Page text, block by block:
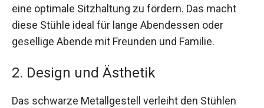
eine optimale Sitzhaltung zu fördern. Das macht
diese Stühle ideal für lange Abendessen oder
gesellige Abende mit Freunden und Familie.
2. Design und Ästhetik
Das schwarze Metallgestell verleiht den Stühlen